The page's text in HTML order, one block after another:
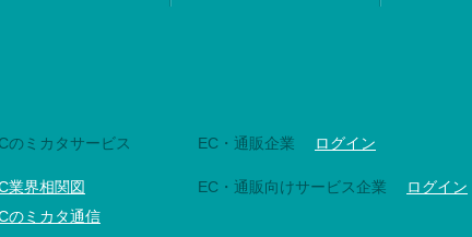
のミカタサービス
業界相関図
のミカタ通信
EC・通販企業 ログイン
EC・通販向けサービス企業 ログイン